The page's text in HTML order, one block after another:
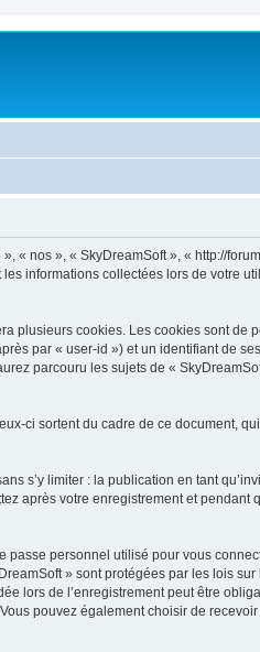
« nos », « SkyDreamSoft », « http://
informations collectées lors de votre
plusieurs cookies. Les cookies sont de
par « user-id ») et un identifiant de
parcouru les sujets de «
ci sortent du cadre de ce document,
s’y limiter : la publication en tant
après votre enregistrement et
personnel utilisé pour vous
» sont protégées par les lois
lors de l’enregistrement peut être
pouvez également choisir de